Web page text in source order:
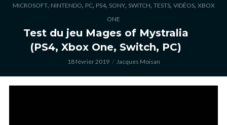
MICROSOFT, NINTENDO, PC, PS4, SONY, SWITCH, TESTS, VIDÉOS, XBOX
ONE
Test du jeu Mages of Mystralia
(PS4, Xbox One, Switch, PC)
18 février 2019 Jacques Moisan